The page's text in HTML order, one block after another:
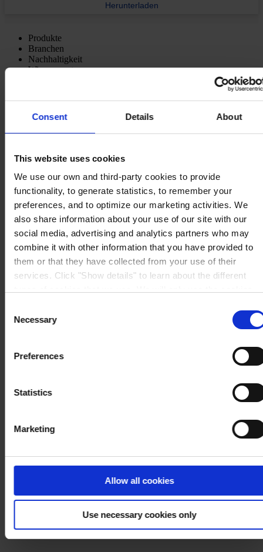
Consent Details About
This website uses cookies
We use our own and third-party cookies to provide
functionality, to generate statistics, to remember your
preferences, and to optimize our marketing activities. We
also share information about your use of our site with our
social media, advertising and analytics partners who may
combine it with other information that you have provided to
them or that they have collected from your use of their
services. Click "Show details" to learn about the different
cookies after having received your consent. You may
withdraw your consent at any time by using the link in our
. If you would like to know more how we
process your personal data, please visit our
Selection
Necessary
Preferences
Statistics
Marketing
Allow all cookies
Use necessary cookies only
Herunterladen
Produkte
Branchen
Nachhaltigkeit
Wissenszentrum
HAUPTSITZHempel (Germany) GmbH
25421 Pinneberg
Auf Karte anzeigen
KONTAKT
Tel:
Mail:Protective.de@hempel.com Marine.de@hempel.com